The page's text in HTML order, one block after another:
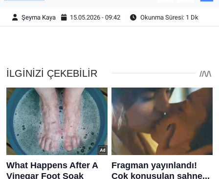
Şeyma Kaya 15.05.2026 - 09:42 Okunma Süresi: 1 Dk